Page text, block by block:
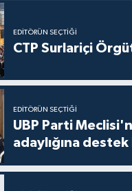
EDITÖRÜN SEÇTIĞI
CTP Surlariçi
EDITÖRÜN SEÇTIĞI
UBP Parti
adaylığına destek